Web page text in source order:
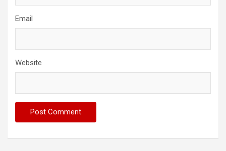
Email
Website